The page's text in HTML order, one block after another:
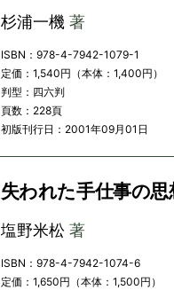
杉浦一機 著
ISBN：978-4-7942-1079-1
定価：1,540円（本体：1,400円）
判型：四六判
頁数：228頁
初版刊行日：2001年09月01日
失われた手仕事の思
塩野米松著
ISBN：978-4-7942-1074-6
定価：1,650円（本体：1,500円）